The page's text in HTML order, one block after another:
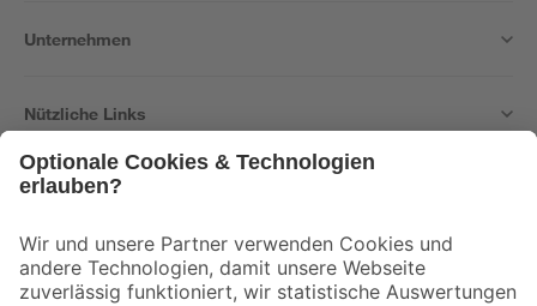
Unternehmen
Nützliche Links
Der toom Newsletter: Keine Angebote und Aktionen mehr verpassen!
Zur Newsletter Anmeldung